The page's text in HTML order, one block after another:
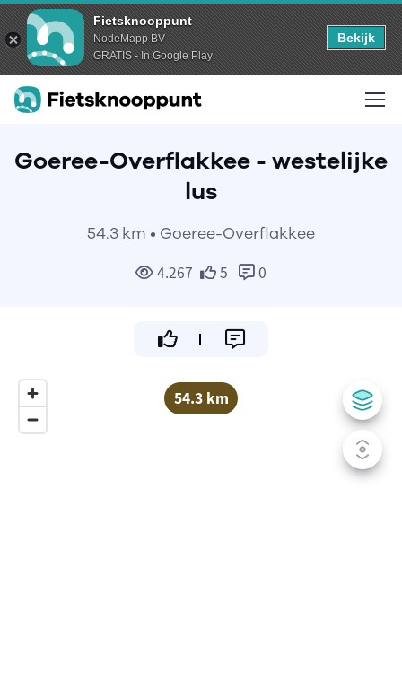
Fietsknooppunt
NodeMapp BV
GRATIS - In Google Play
Bekijk
Goeree-Overflakkee - westelijke
lus
54.3 km • Goeree-Overflakkee
4.267 5 0
54.3 km